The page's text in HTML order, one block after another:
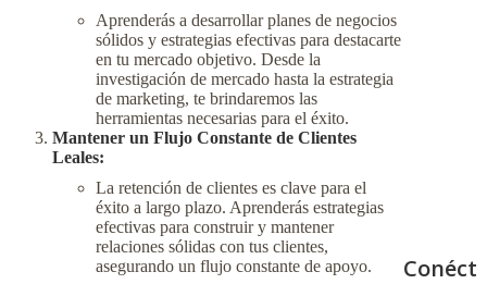
Aprenderás a desarrollar planes de negocios
sólidos y estrategias efectivas para destacarte
en tu mercado objetivo. Desde la
investigación de mercado hasta la estrategia
de marketing, te brindaremos las
herramientas necesarias para el éxito.
Mantener un Flujo Constante de Clientes
Leales:
La retención de clientes es clave para el
éxito a largo plazo. Aprenderás estrategias
efectivas para construir y mantener
relaciones sólidas con tus clientes,
asegurando un flujo constante de apoyo.